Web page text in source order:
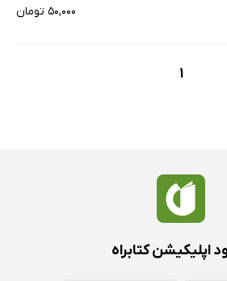
۵۰,۰۰۰ تومان
1
اپلیکیشن کتابراه